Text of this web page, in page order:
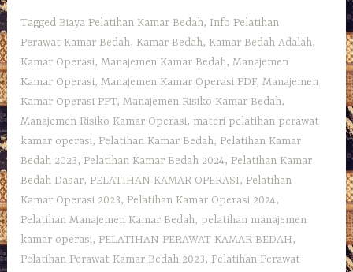
Tagged Biaya Pelatihan Kamar Bedah, Info Pelatihan
Perawat Kamar Bedah, Kamar Bedah, Kamar Bedah Adalah,
Kamar Operasi,Manajemen Kamar Bedah,Manajemen
Kamar Operasi,Manajemen Kamar Operasi PDF,Manajemen
Kamar Operasi PPT,Manajemen Risiko Kamar Bedah,
Manajemen Risiko Kamar Operasi, materi pelatihan perawat
kamar operasi, Pelatihan Kamar Bedah, Pelatihan Kamar
Bedah 2023, Pelatihan Kamar Bedah 2024, Pelatihan Kamar
Bedah Dasar, PELATIHAN KAMAR OPERASI, Pelatihan
Kamar Operasi 2023, Pelatihan Kamar Operasi 2024,
Pelatihan Manajemen Kamar Bedah, pelatihan manajemen
kamar operasi, PELATIHAN PERAWAT KAMAR BEDAH,
Pelatihan Perawat Kamar Bedah 2023, Pelatihan Perawat